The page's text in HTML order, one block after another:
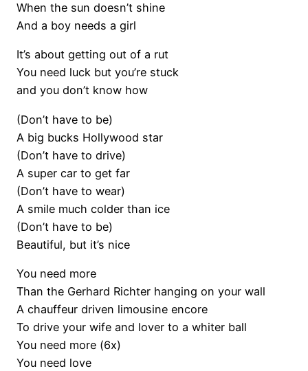
When the sun doesn’t shine
And a boy needs a girl
It’s about getting out of a rut
You need luck but you’re stuck
and you don’t know how
(Don’t have to be)
A big bucks Hollywood star
(Don’t have to drive)
A super car to get far
(Don’t have to wear)
A smile much colder than ice
(Don’t have to be)
Beautiful, but it’s nice
You need more
Than the Gerhard Richter hanging on your wall
A chauffeur driven limousine encore
To drive your wife and lover to a whiter ball
You need more (6x)
You need love